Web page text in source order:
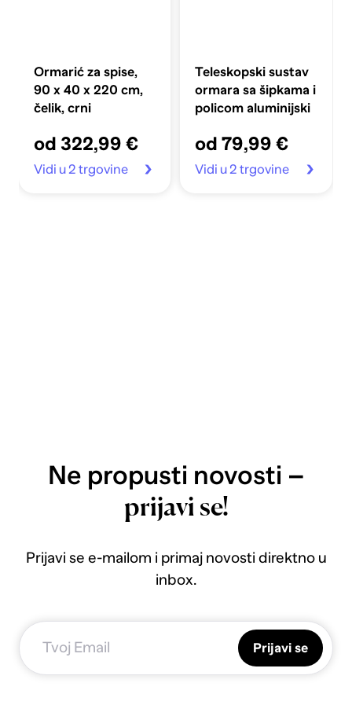
Ormarić za spise,
90 x 40 x 220 cm,
čelik, crni
od 322,99 €
Vidi u 2 trgovine
Teleskopski sustav
ormara sa šipkama i
policom aluminijski
od 79,99 €
Vidi u 2 trgovine
Ne propusti novosti –
prijavi se!
Prijavi se e-mailom i primaj novosti direktno u
inbox.
Prijavi se